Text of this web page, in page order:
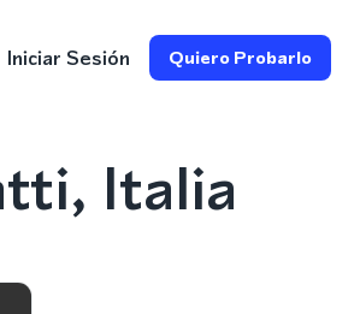
Iniciar Sesión Quiero Probarlo
Italia